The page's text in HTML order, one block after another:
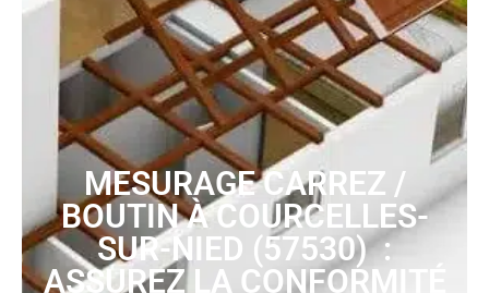
MESURAGE CARREZ /
BOUTIN À COURCELLES-
SUR-NIED (57530) :
ASSUREZ LA CONFORMITÉ